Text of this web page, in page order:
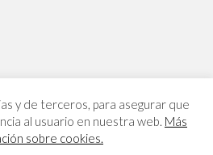
y de terceros, para asegurar que
al usuario en nuestra web. Más
sobre cookies.